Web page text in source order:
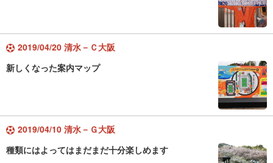
2019/04/20 清水－Ｃ大阪
新しくなった案内マップ
2019/04/10 清水－Ｇ大阪
種類にはよってはまだまだ十分楽しめます